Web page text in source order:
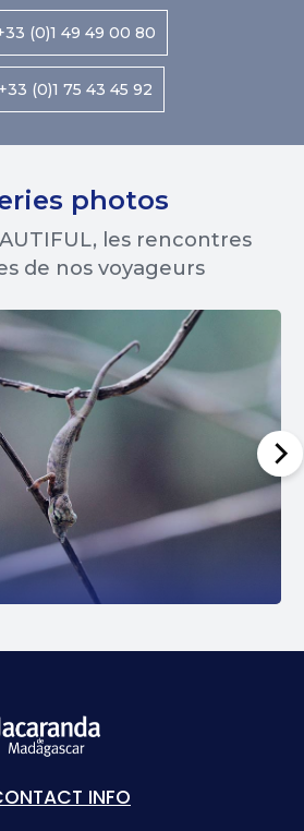
(0)1 49 49 00 80
+33 (0)1 75 43 45 92
photos
les rencontres
de nos voyageurs
INFO